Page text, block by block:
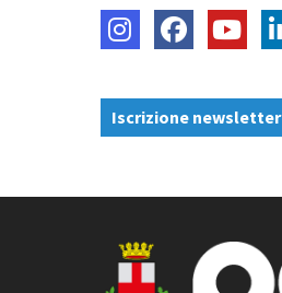
Iscrizione newsletter